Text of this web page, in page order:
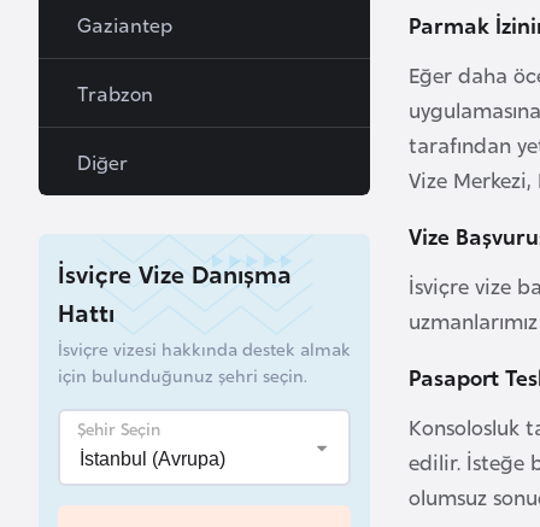
Parmak
Eğer daha
tarafından
Vize
Vize
İsviçre vize
Pasaport
Konsolosluk
edilir. İsteğe
olumsuz
Gaziantep
Trabzon
Diğer
İsviçre Vize Danışma
Hattı
İsviçre vizesi hakkında destek almak
için bulunduğunuz şehri seçin.
Şehir Seçin
a
n
g
l
a
d
e
l
a
r
u
s